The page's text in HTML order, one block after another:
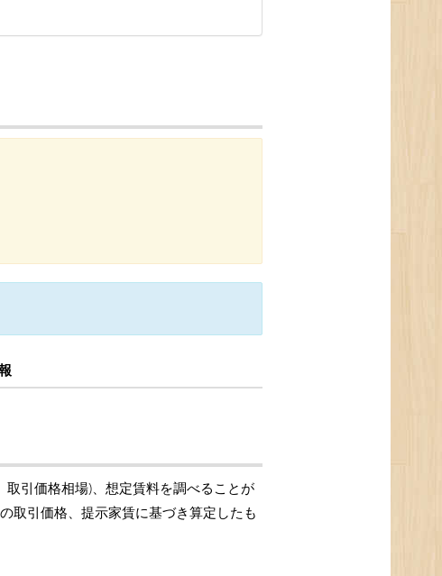
引価格相場)、想定賃料を調べることが
取引価格、提示家賃に基づき算定したも